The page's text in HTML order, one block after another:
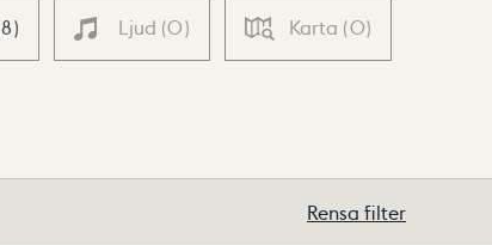
8) Ljud (0) Karta (0)
Rensa filter